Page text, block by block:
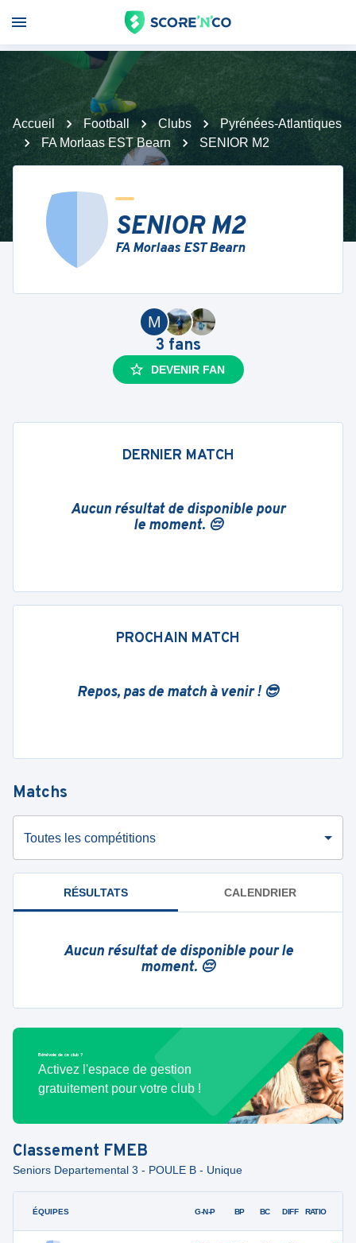
Accueil Football Clubs
Pyrénées-Atlantiques
FA Morlaas EST Bearn
SENIOR M2
SENIOR M2
FA Morlaas EST Bearn
M
3 fans
DEVENIR FAN
DERNIER MATCH
Aucun résultat de disponible pour
le moment. 😔
PROCHAIN MATCH
Repos, pas de match à venir ! 😎
Matchs
Toutes les compétitions
RÉSULTATS CALENDRIER
Aucun résultat de disponible pour le
moment. 😔
Bénévole de ce club ?
Activez l'espace de gestion
gratuitement pour votre club !
Classement FMEB
Seniors Departemental 3 - POULE B - Unique
ÉQUIPES G-N-P BP BC DIFF RATIO